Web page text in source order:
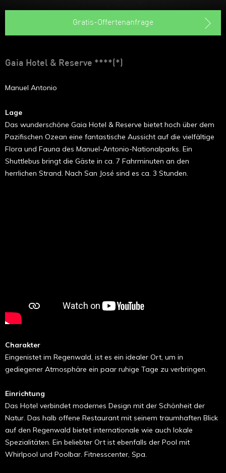
Gratis-Offertenanfrage
Gaia Hotel & Reserve ****(*)
Manuel Antonio
Lage
Das wunderschöne Gaia Hotel & Reserve bietet hoch über dem
Pazifischen Ozean eine fantastische Aussicht auf die vielfältige
Flora und Fauna des Manuel-Antonio-Nationalparks. Ein
Shuttlebus bringt die Gäste in ca. 7 Fahrminuten an den
herrlichen Strand. Nach San José sind es ca. 3 Stunden.
Charakter
Eingenistet im Regenwald, ist es ein idealer Ort, um in
gediegener Atmosphäre ein paar ruhige Tage zu verbringen.
Einrichtung
Das Hotel verbindet modernes Design mit der Schönheit der
Natur. Das halb offene Restaurant mit seinem traumhaften Blick
auf den Regenwald bietet internationale wie auch lokale
Spezialitäten. Ein beliebter Ort ist ebenfalls der Pool mit
Whirlpool und Poolbar. Fitnesscenter, Spa.